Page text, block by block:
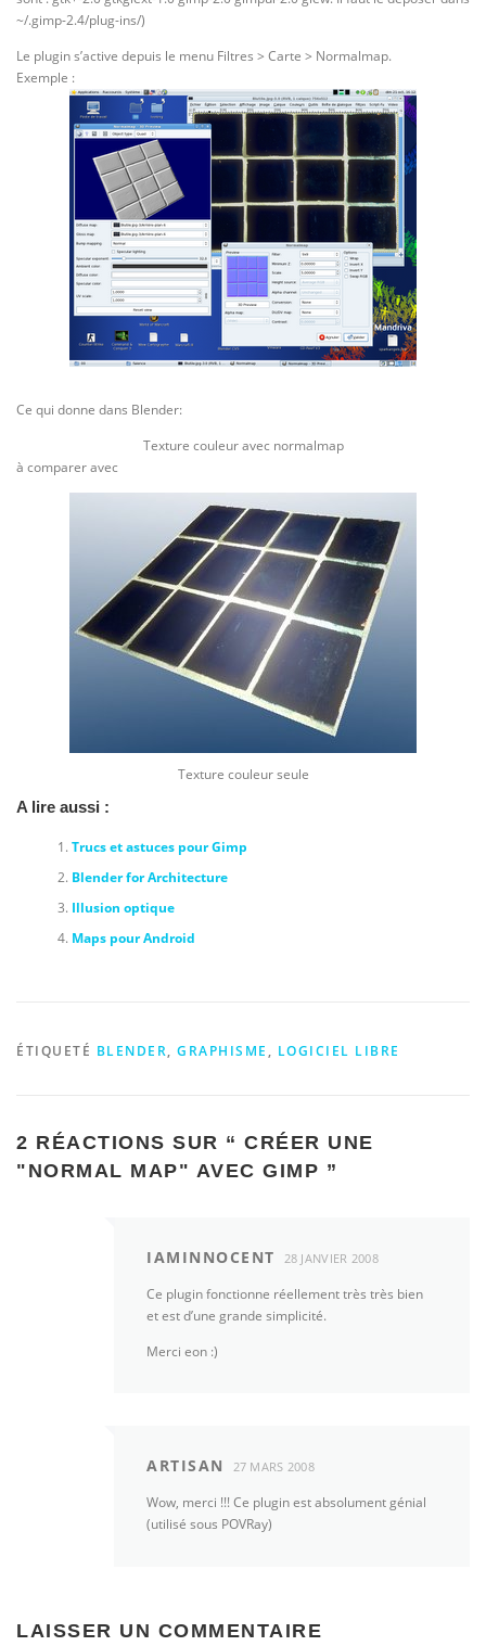
~/.gimp-2.4/plug-ins/)
Le plugin s’active depuis le menu Filtres > Carte > Normalmap.
Exemple :
Ce qui donne dans Blender:
Texture couleur avec normalmap
à comparer avec
Texture couleur seule
A lire aussi :
Trucs et astuces pour Gimp
Blender for Architecture
Illusion optique
Maps pour Android
ÉTIQUETÉ BLENDER, GRAPHISME , LOGICIEL LIBRE
2 RÉACTIONS SUR “ CRÉER UNE
"NORMAL MAP" AVEC GIMP ”
IAMINNOCENT 28 JANVIER 2008
Ce plugin fonctionne réellement très très bien
et est d’une grande simplicité.
Merci eon :)
ARTISAN 27 MARS 2008
Wow, merci !!! Ce plugin est absolument génial
(utilisé sous POVRay)
LAISSER UN COMMENTAIRE